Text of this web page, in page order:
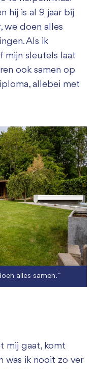
hij is al 9 jaar bij
we doen alles
Als ik
mijn sleutels laat
ook samen op
allebei met
alles samen.``
mij gaat, komt
was ik nooit zo ver